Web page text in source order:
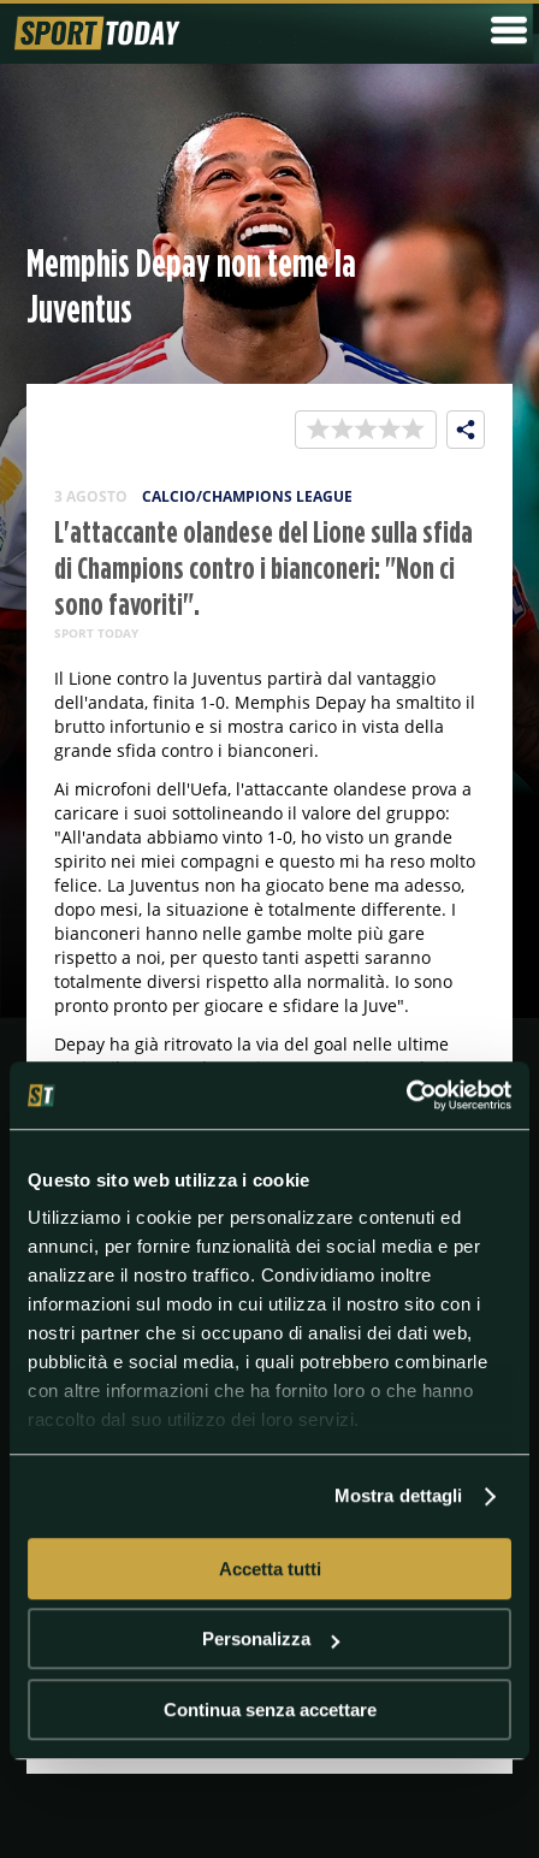
Questo sito web utilizza i cookie
Utilizziamo i cookie per personalizzare contenuti ed
annunci, per fornire funzionalità dei social media e per
analizzare il nostro traffico. Condividiamo inoltre
informazioni sul modo in cui utilizza il nostro sito con i
nostri partner che si occupano di analisi dei dati web,
pubblicità e social media, i quali potrebbero combinarle
con altre informazioni che ha fornito loro o che hanno
raccolto dal suo utilizzo dei loro servizi.
Mostra dettagli
Accetta tutti
Personalizza
Continua senza accettare
Memphis Depay non teme la
Juventus
3 AGOSTO CALCIO/CHAMPIONS LEAGUE
L'attaccante olandese del Lione sulla sfida
di Champions contro i bianconeri: "Non ci
sono favoriti".
SPORT TODAY
Il Lione contro la Juventus partirà dal vantaggio
dell'andata, finita 1-0. Memphis Depay ha smaltito il
brutto infortunio e si mostra carico in vista della
grande sfida contro i bianconeri.
Ai microfoni dell'Uefa, l'attaccante olandese prova a
caricare i suoi sottolineando il valore del gruppo:
"All'andata abbiamo vinto 1-0, ho visto un grande
spirito nei miei compagni e questo mi ha reso molto
felice. La Juventus non ha giocato bene ma adesso,
dopo mesi, la situazione è totalmente differente. I
bianconeri hanno nelle gambe molte più gare
rispetto a noi, per questo tanti aspetti saranno
totalmente diversi rispetto alla normalità. Io sono
pronto pronto per giocare e sfidare la Juve".
Depay ha già ritrovato la via del goal nelle ultime
uscite, il Lione vuole continuare a stupire anche in
Europa: "Con queste nuove regole non ci sono
favoriti - ha aggiunto - La Juventus ha giocatori di
Champions League. Ma abbiamo una squadra
ambiziosa e non abbiamo paura di loro".
#ChampionsLeague #Europe #FCLyon
#Francia
#Juventus
#Lione #MemphisDepay
(C)GETTY IMAGES depay